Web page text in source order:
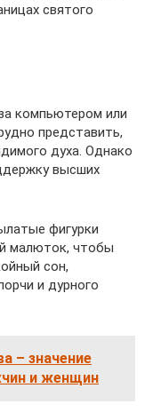
святого
компьютером или
представить,
духа. Однако
высших
фигурки
малюток, чтобы
сон,
и дурного
– значение
и женщин